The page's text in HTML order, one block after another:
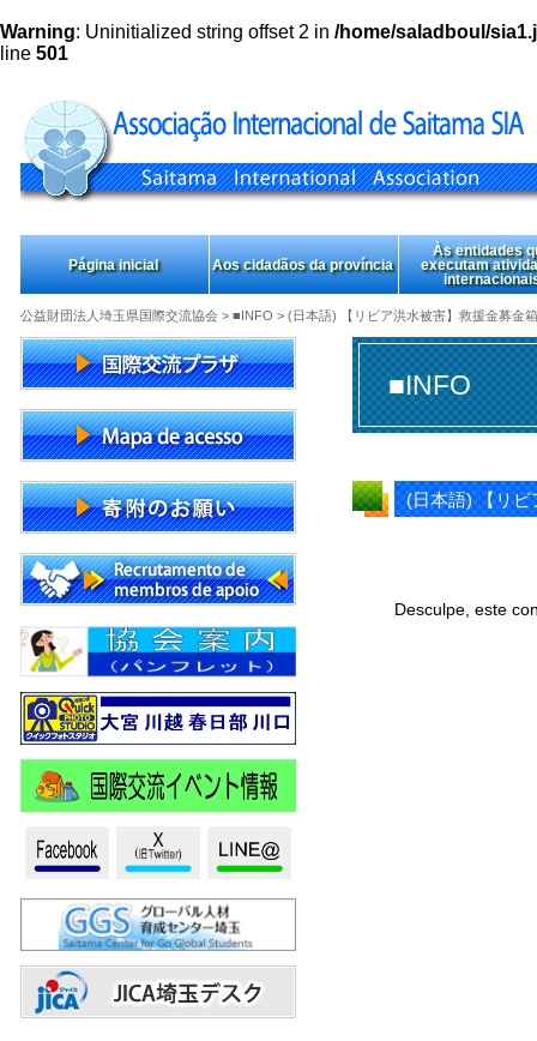
Warning: Uninitialized string offset 2 in /home/saladboul/
line 501
Página inicial Aos cidadãos da província
Às entidades
executam
公益財団法人埼玉県国際交流協会> ■INFO > (日本語) 【リビア洪水被害】救援金募金
■INFO
(日本語) 【リビ
Desculpe, este